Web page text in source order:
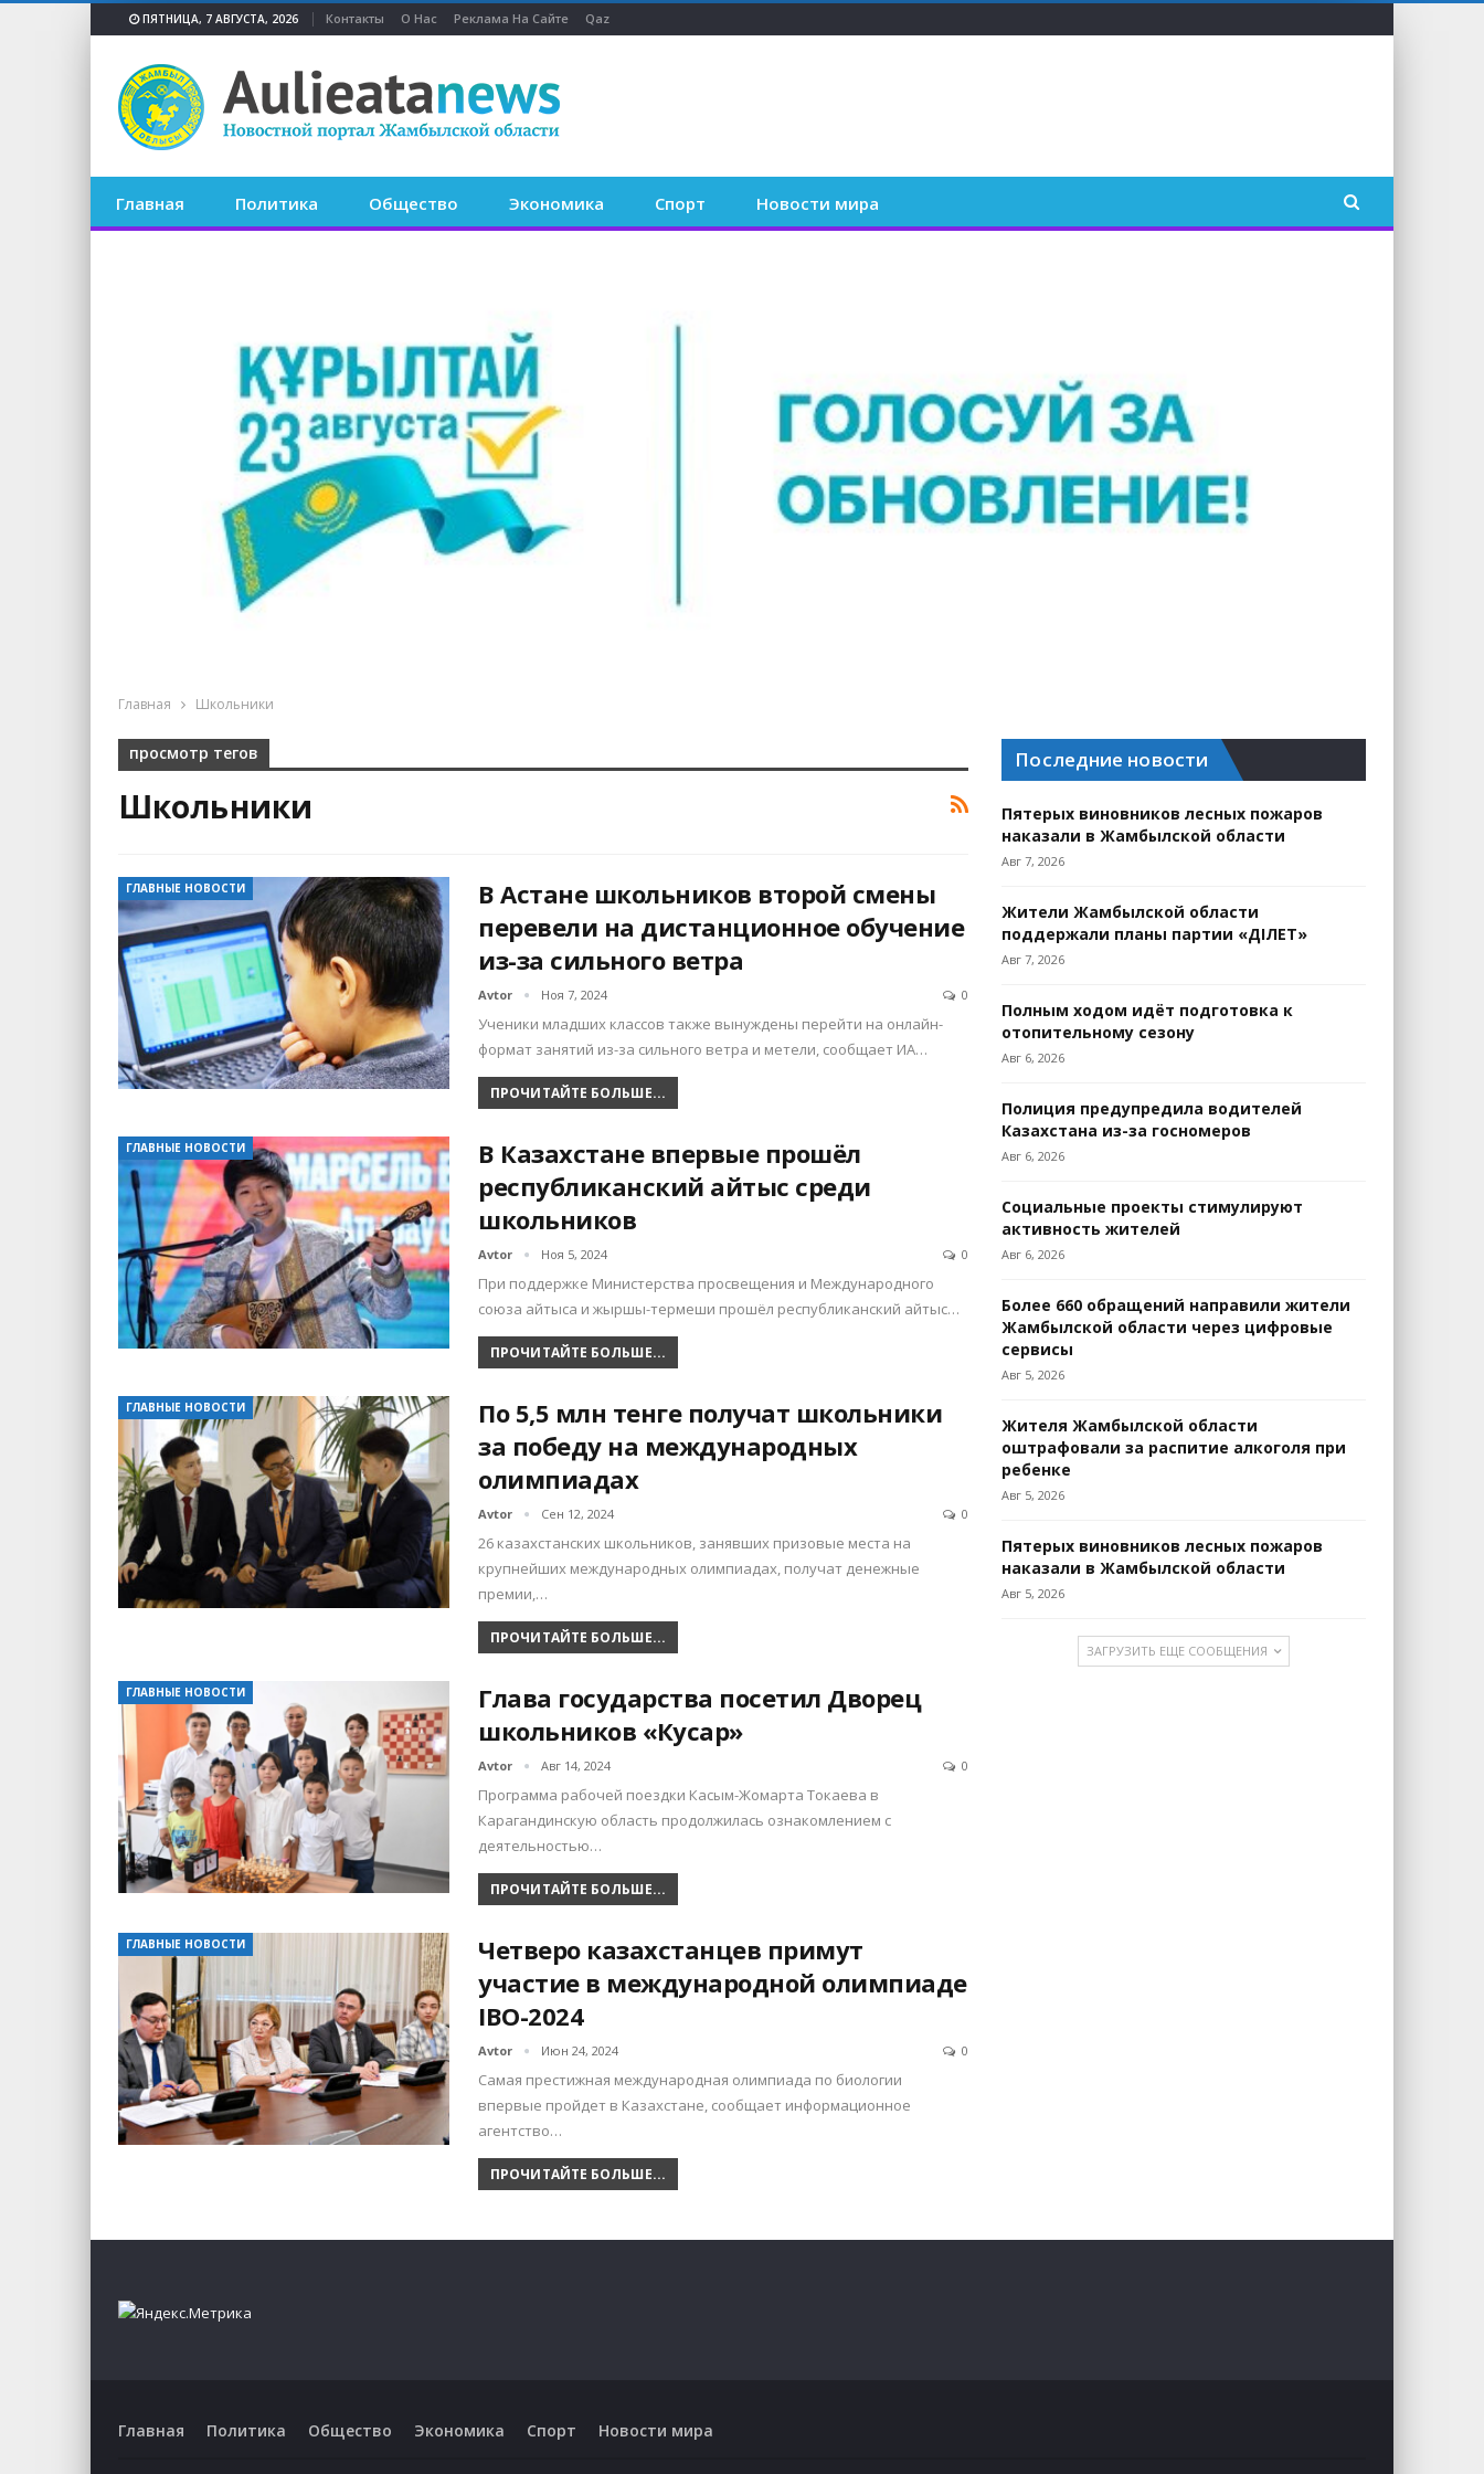
ПЯТНИЦА, 7 АВГУСТА, 2026 Контакты О Нас Реклама На Сайте Qaz
Главная Политика Общество Экономика Спорт Новости мира
Главная Школьники
просмотр тегов
Школьники
ГЛАВНЫЕ НОВОСТИ
В Астане школьников второй смены
перевели на дистанционное обучение
из-за сильного ветра
Avtor Ноя 7, 2024 0
Ученики младших классов также вынуждены перейти на онлайн-
формат занятий из-за сильного ветра и метели, сообщает ИА…
ПРОЧИТАЙТЕ БОЛЬШЕ...
ГЛАВНЫЕ НОВОСТИ
В Казахстане впервые прошёл
республиканский айтыс среди
школьников
Avtor Ноя 5, 2024 0
При поддержке Министерства просвещения и Международного
союза айтыса и жыршы-термеши прошёл республиканский айтыс…
ПРОЧИТАЙТЕ БОЛЬШЕ...
ГЛАВНЫЕ НОВОСТИ
По 5,5 млн тенге получат школьники
за победу на международных
олимпиадах
Avtor Сен 12, 2024 0
26 казахстанских школьников, занявших призовые места на
крупнейших международных олимпиадах, получат денежные
премии,…
ПРОЧИТАЙТЕ БОЛЬШЕ...
ГЛАВНЫЕ НОВОСТИ
Глава государства посетил Дворец
школьников «Кәусар»
Avtor Авг 14, 2024 0
Программа рабочей поездки Касым-Жомарта Токаева в
Карагандинскую область продолжилась ознакомлением с
деятельностью…
ПРОЧИТАЙТЕ БОЛЬШЕ...
ГЛАВНЫЕ НОВОСТИ
Четверо казахстанцев примут
участие в международной олимпиаде
IBO-2024
Avtor Июн 24, 2024 0
Самая престижная международная олимпиада по биологии
впервые пройдет в Казахстане, сообщает информационное
агентство…
ПРОЧИТАЙТЕ БОЛЬШЕ...
Последние новости
Пятерых виновников лесных пожаров
наказали в Жамбылской области
Авг 7, 2026
Жители Жамбылской области
поддержали планы партии «ӘДІЛЕТ»
Авг 7, 2026
Полным ходом идёт подготовка к
отопительному сезону
Авг 6, 2026
Полиция предупредила водителей
Казахстана из-за госномеров
Авг 6, 2026
Социальные проекты стимулируют
активность жителей
Авг 6, 2026
Более 660 обращений направили жители
Жамбылской области через цифровые
сервисы
Авг 5, 2026
Жителя Жамбылской области
оштрафовали за распитие алкоголя при
ребенке
Авг 5, 2026
Пятерых виновников лесных пожаров
наказали в Жамбылской области
Авг 5, 2026
ЗАГРУЗИТЬ ЕЩЕ СООБЩЕНИЯ
Главная Политика Общество Экономика Спорт Новости мира